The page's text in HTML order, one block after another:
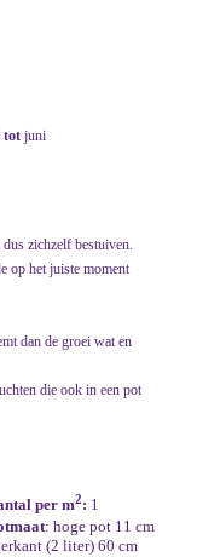
tot juni
zichzelf bestuiven.
op het juiste moment
dan de groei wat en
die ook in een pot
per m2: 1
: hoge pot 11 cm
(2 liter) 60 cm